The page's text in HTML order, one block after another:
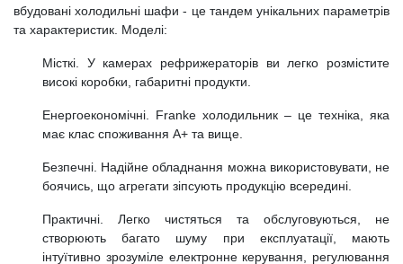
вбудовані холодильні шафи - це тандем унікальних параметрів
та характеристик. Моделі:
Місткі. У камерах рефрижераторів ви легко розмістите
високі коробки, габаритні продукти.
Енергоекономічні. Franke холодильник – це техніка, яка
має клас споживання А+ та вище.
Безпечні. Надійне обладнання можна використовувати, не
боячись, що агрегати зіпсують продукцію всередині.
Практичні. Легко чистяться та обслуговуються, не
створюють багато шуму при експлуатації, мають
інтуїтивно зрозуміле електронне керування, регулювання